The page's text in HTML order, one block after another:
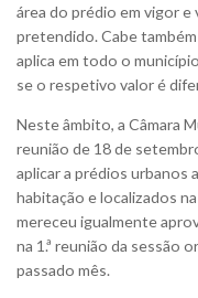
área do prédio em vigor
pretendido. Cabe
aplica em todo o
se o respetivo valor é
Neste âmbito, a Câmara
reunião de 18 de
aplicar a prédios urbanos
habitação e localizados
mereceu igualmente
na 1.ª reunião da sessão
passado mês.